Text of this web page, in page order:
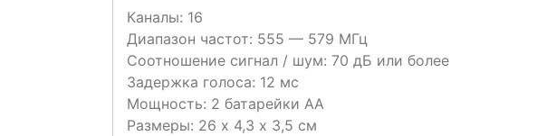
Каналы: 16
Диапазон частот: 555 — 579 МГц
Соотношение сигнал / шум: 70 дБ или более
Задержка голоса: 12 мс
Мощность: 2 батарейки АА
Размеры: 26 х 4,3 х 3,5 см